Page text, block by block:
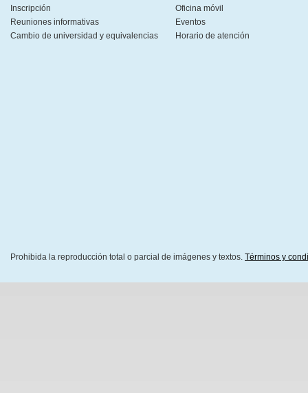
Inscripción
Reuniones informativas
Cambio de universidad y equivalencias
Oficina móvil
Eventos
Horario de atención
Prohibida la reproducción total o parcial de imágenes y textos. Términos y